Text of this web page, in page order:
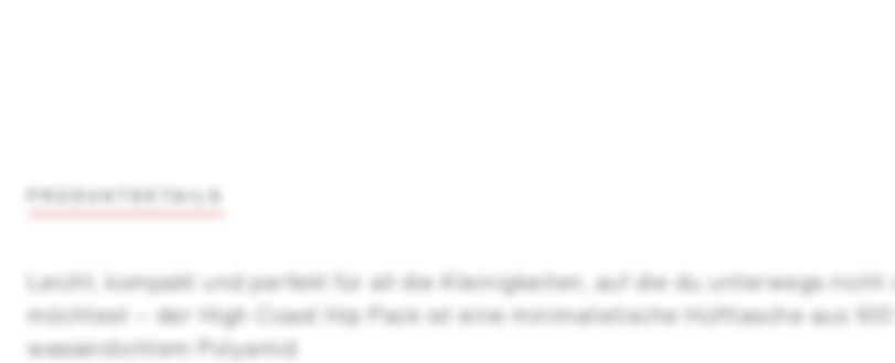
Leicht, kompakt und perfekt für all die Kleinigkeiten, auf die du unterwegs nicht
möchtest – der High Coast Hip Pack ist eine minimalistische Hüfttasche aus 100
wasserdichtem Polyamid.